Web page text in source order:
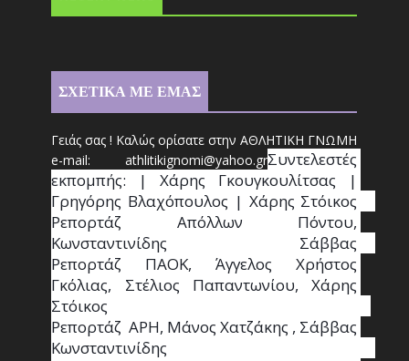
ΣΧΕΤΙΚΑ ΜΕ ΕΜΑΣ
Γειάς σας ! Καλώς ορίσατε στην ΑΘΛΗΤΙΚΗ ΓΝΩΜΗ
e-mail: athlitikignomi@yahoo.grΣυντελεστές
εκπομπής: | Χάρης Γκουγκουλίτσας |
Γρηγόρης Βλαχόπουλος | Χάρης Στόικος
Ρεπορτάζ Απόλλων Πόντου,
Κωνσταντινίδης   Σάββας
Ρεπορτάζ ΠΑΟΚ, Άγγελος Χρήστος
Γκόλιας, Στέλιος Παπαντωνίου, Χάρης
Στόικος
Ρεπορτάζ  ΑΡΗ, Μάνος Χατζάκης , Σάββας
Κωνσταντινίδης